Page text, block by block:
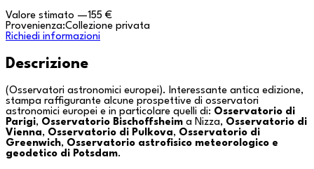
Valore stimato —155 €
Provenienza:Collezione privata
Richiedi informazioni
Descrizione
(Osservatori astronomici europei). Interessante antica edizione,
stampa raffigurante alcune prospettive di osservatori
astronomici europei e in particolare quelli di: Osservatorio di
Parigi, Osservatorio Bischoffsheim a Nizza, Osservatorio di
Vienna, Osservatorio di Pulkova, Osservatorio di
Greenwich, Osservatorio astrofisico meteorologico e
geodetico di Potsdam.